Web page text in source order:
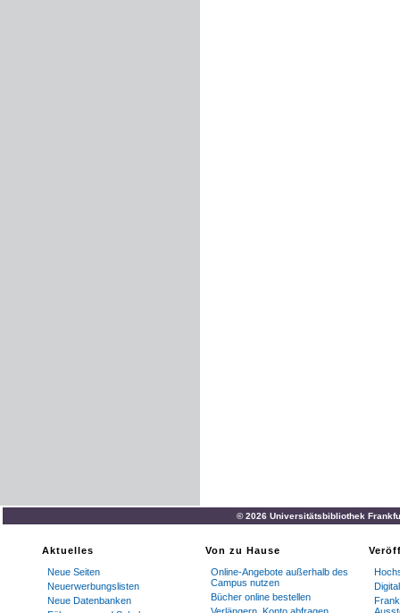
© 2026 Universitätsbibliothek
Aktuelles
Neue Seiten
Neuerwerbungslisten
Neue Datenbanken
Von zu Hause
Online-Angebote außerhalb des
Campus nutzen
Bücher online bestellen